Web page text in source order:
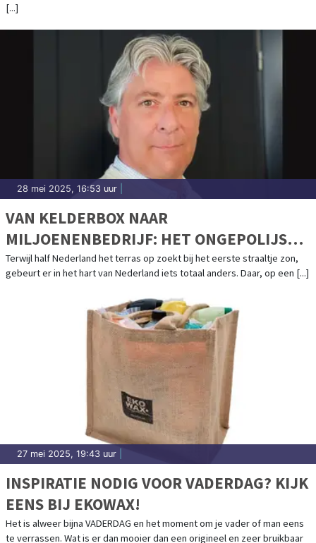
[...]
28 mei 2025, 16:53 uur
VAN KELDERBOX NAAR
MILJOENENBEDRIJF: HET ONGEPOLIJSTE
SUCCESVERHAAL VAN NAUTICGEAR.NL
Terwijl half Nederland het terras op zoekt bij het eerste straaltje zon,
gebeurt er in het hart van Nederland iets totaal anders. Daar, op een [...]
27 mei 2025, 19:43 uur
INSPIRATIE NODIG VOOR VADERDAG? KIJK
EENS BIJ EKOWAX!
Het is alweer bijna VADERDAG en het moment om je vader of man eens
te verrassen. Wat is er dan mooier dan een origineel en zeer bruikbaar